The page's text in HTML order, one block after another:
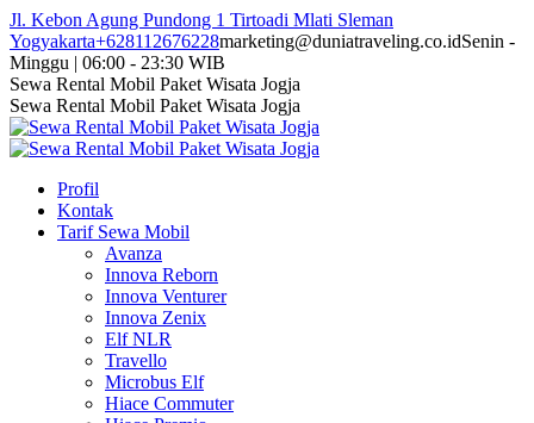
Skip
to
content
Jl. Kebon Agung Pundong 1 Tirtoadi Mlati Sleman
Yogyakarta+628112676228marketing@duniatraveling.co.idSenin -
Minggu | 06:00 - 23:30 WIB
Facebook
page
opens
in
window
Twitter
page
opens
in
window
Instagram
page
opens
in
window
YouTube
page
opens
in
window
Sewa Rental Mobil Paket Wisata Jogja
Sewa Rental Mobil Paket Wisata Jogja
Profil
Kontak
Tarif Sewa Mobil
Avanza
Innova Reborn
Innova Venturer
Innova Zenix
Elf NLR
Travello
Microbus Elf
Hiace Commuter